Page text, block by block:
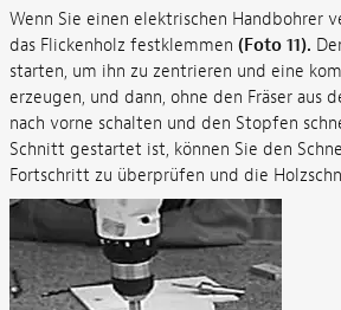
Wenn Sie einen elektrischen Handbohrer
das Flickenholz festklemmen (Foto 11).
starten, um ihn zu zentrieren und eine
erzeugen, und dann, ohne den Fräser aus
nach vorne schalten und den Stopfen
Schnitt gestartet ist, können Sie den
Fortschritt zu überprüfen und die